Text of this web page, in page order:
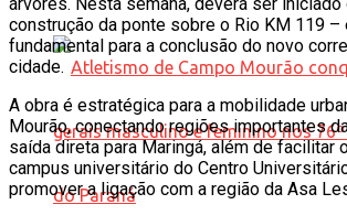
construção da ponte sobre o Rio KM 119 –
fundamental para a conclusão do novo
cidade.
A obra é estratégica para a mobilidade
Mourão, conectando regiões importantes
saída direta para Maringá, além de facilitar
campus universitário do Centro
promover a ligação com a região da Asa